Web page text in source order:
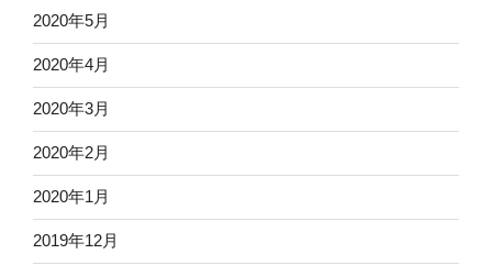
2020年5月
2020年4月
2020年3月
2020年2月
2020年1月
2019年12月